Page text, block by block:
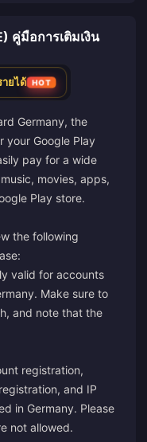
คู่มือการเติมเงิน
ยได้ HOT
Germany, the
Google Play
pay for a wide
movies, apps,
Play store.
the following
valid for accounts
Make sure to
and note that the
registration,
and IP
in Germany. Please
not allowed.